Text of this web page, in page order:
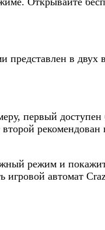
представлен в двух
первый
режим и
игровой автомат